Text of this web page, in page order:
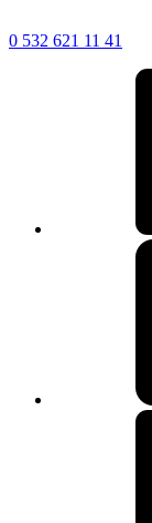
0 532 621 11 41